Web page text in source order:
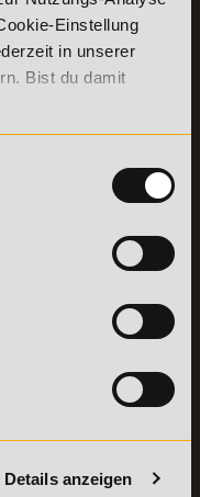
Einstellung
in unserer
Bist du damit
Details anzeigen
PreisFAIRsprechen
Online Campus
Bring a Friend
Partnerprogramm
der Academy of
Stellenangebote
Weiterbildungen
LEHRGÄNGE
und B-Lizenz
Ernährungsberater